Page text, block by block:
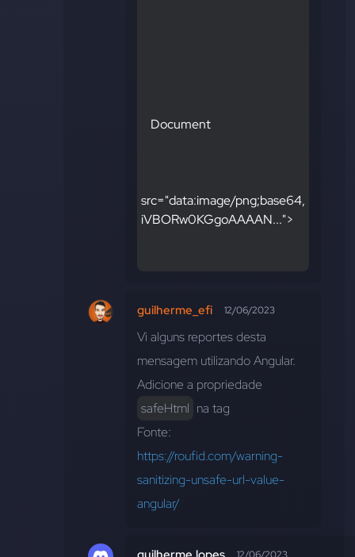
    Document
src="data:image/png;base64,
iVBORw0KGgoAAAAN...">
guilherme_efi 12/06/2023
Vi alguns reportes desta
mensagem utilizando Angular.
safeHtml na tag
https://roufid.com/warning-
sanitizing-unsafe-url-value-
angular/